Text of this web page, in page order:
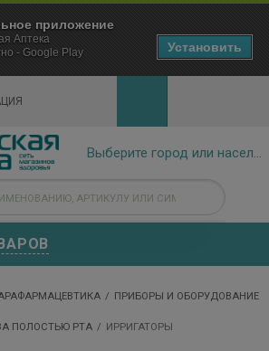
ПРИБОРЫ И ОБОРУДОВАНИЕ
ПОЛОСТЬЮ РТА ИРРИГАТОРЫ
приложение
Аптека
- Google Play
Установить